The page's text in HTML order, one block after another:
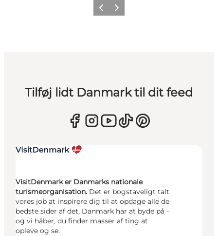
ForrigeNæste
Tilføj lidt Danmark til dit feed
VisitDenmark er Danmarks nationale
turismeorganisation. Det er bogstaveligt talt
vores job at inspirere dig til at opdage alle de
bedste sider af det, Danmark har at byde på -
og vi håber, du finder masser af ting at
opleve og se.